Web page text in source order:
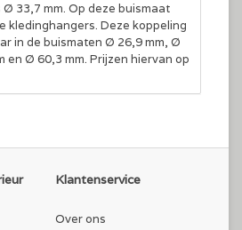
33,7 mm. Op deze buismaat
kledinghangers. Deze koppeling
in de buismaten Ø 26,9 mm, Ø
en Ø 60,3 mm. Prijzen hiervan op
Klantenservice
Over ons